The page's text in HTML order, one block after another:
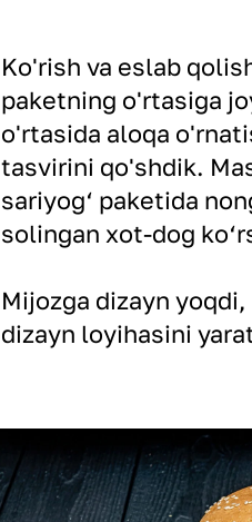
Ko'rish va eslab
paketning o'rtasiga
o'rtasida aloqa
tasvirini qo'shdik.
sariyog‘ paketida
solingan xot-dog
Mijozga dizayn
dizayn loyihasini